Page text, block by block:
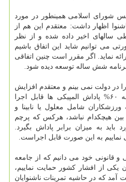
شورای اسلامی همینطور در مورد
اظهار داشت: معتقدم این هم از
سالهای اخیر داده شده و از نظر
می توانیم شاید این اتفاق باشیم
نماید. اگر مقرر است چنین اتفاقی
برنامه شش ساله توسعه دیده شود.
در دولت نمی بینم و معتقدم افزایش
ورزشکاران قهرمان ناشنوا به ۶۰% پاداش المپیکی ها قابل اجرا
شامل معلول یا نابینا و
بین هیچکدام نباشد، هرکس که پرچم
باید به میزان برابر پاداش بگیرد.
به این صورت قابل اجراست.
قانونی خود می دانیم که از جامعه
یکی از افشار کشور حمایت نماییم،
که در حاشیه تمرینات ناشنوایان